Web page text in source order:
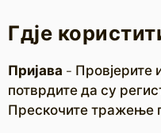
Гдје
Пријава - Провјерите
потврдите да су
Прескочите тражење